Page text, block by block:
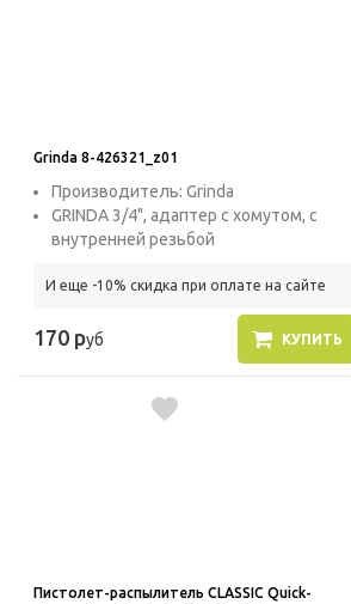
Grinda 8-426321_z01
Производитель: Grinda
GRINDA 3/4", адаптер с хомутом, с
внутренней резьбой
И еще -10% скидка при оплате на сайте
170 руб КУПИТЬ
Пистолет-распылитель CLASSIC Quick-